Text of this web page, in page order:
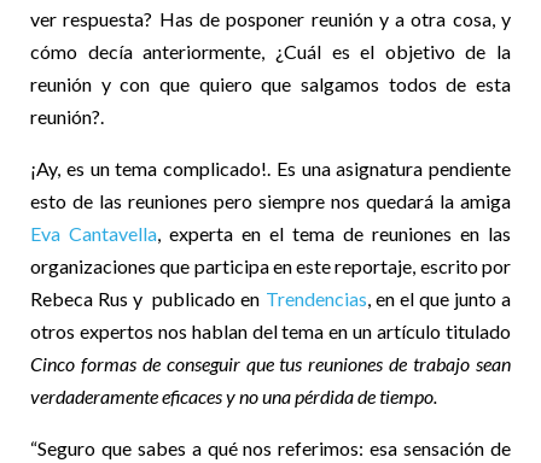
ver respuesta? Has de posponer reunión y a otra cosa, y
cómo decía anteriormente, ¿Cuál es el objetivo de la
reunión y con que quiero que salgamos todos de esta
reunión?.
¡Ay, es un tema complicado!. Es una asignatura pendiente
esto de las reuniones pero siempre nos quedará la amiga
Eva Cantavella, experta en el tema de reuniones en las
organizaciones que participa en este reportaje, escrito por
Rebeca Rus y publicado en Trendencias, en el que junto a
otros expertos nos hablan del tema en un artículo titulado
Cinco formas de conseguir que tus reuniones de trabajo sean
verdaderamente eficaces y no una pérdida de tiempo.
“Seguro que sabes a qué nos referimos: esa sensación de